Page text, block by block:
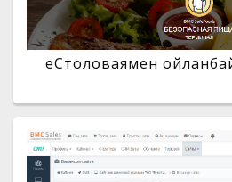
еСтоловаямен